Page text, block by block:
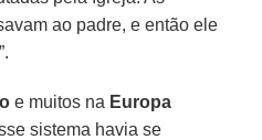
ao padre, e então ele
e muitos na Europa
sistema havia se